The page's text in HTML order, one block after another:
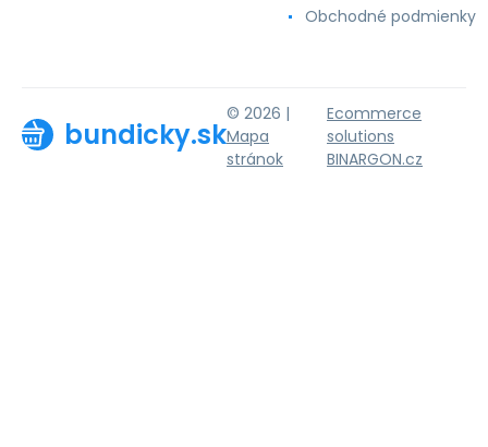
Obchodné podmienky
bundicky.sk
© 2026 |
Mapa
stránok
Ecommerce
solutions
BINARGON.cz